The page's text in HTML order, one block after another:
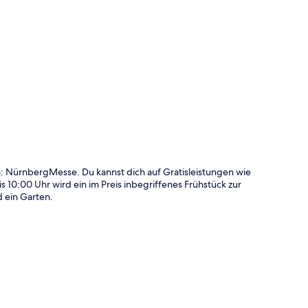
Du kannst dich auf Gratisleistungen wie
10:00 Uhr wird ein im Preis inbegriffenes Frühstück zur
Garten.